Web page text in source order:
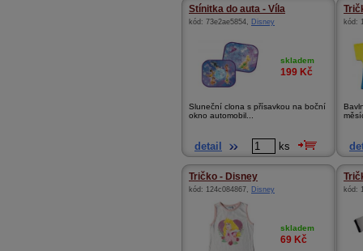
Stínitka do auta - Víla
kód: 73e2ae5854, Disney
skladem
199 Kč
Sluneční clona s přísavkou na boční
okno automobil...
detail ks
kód:
Tričko - Disney
kód: 124c084867, Disney
skladem
69 Kč
kód: